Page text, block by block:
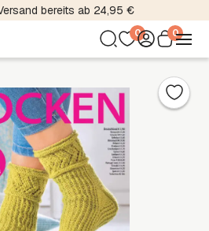
bereits ab 24,95 €
0 0